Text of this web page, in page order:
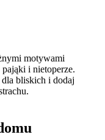
motywami
i nietoperze.
bliskich i dodaj